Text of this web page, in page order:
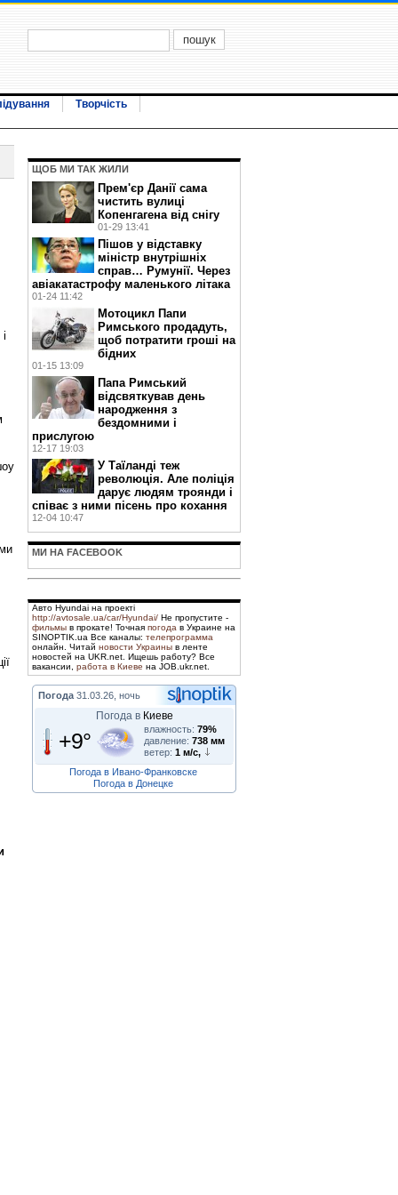
Творчість
ЩОБ МИ ТАК ЖИЛИ
Прем'єр Данії сама
чистить вулиці
Копенгагена від снігу
01-29 13:41
Пішов у відставку
міністр внутрішніх
справ… Румунії. Через
авіакатастрофу маленького літака
01-24 11:42
Мотоцикл Папи
Римського продадуть,
щоб потратити гроші на
бідних
01-15 13:09
Папа Римський
відсвяткував день
народження з
бездомними і
прислугою
12-17 19:03
У Таїланді теж
революція. Але поліція
дарує людям троянди і
співає з ними пісень про кохання
12-04 10:47
МИ НА FACEBOOK
Авто Hyundai на проекті
http://avtosale.ua/car/Hyundai/ Не пропустите -
фильмы в прокате! Точная погода в Украине на
SINOPTIK.ua Все каналы: телепрограмма
онлайн. Читай новости Украины в ленте
новостей на UKR.net. Ищешь работу? Все
вакансии, работа в Киеве на JOB.ukr.net.
Погода 31.03.26, ночь
Погода в Киеве
+9° влажность: 79%
давление: 738 мм
ветер: 1 м/с,
Погода в Ивано-Франковске
Погода в Донецке